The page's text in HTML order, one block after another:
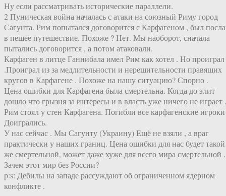
Ну если рассматривать исторические параллели.
2 Пуническая война началась с атаки на союзный Риму город
Сагунта. Рим попытался договорится с Карфагеном , был
в пешее путешествие. Похоже ? Нет. Мы наоборот, сначала
пытались договорится , а потом атаковали.
Карфаген в литце Ганнибала имел Рим как хотел . Но проиграл
.Проиграл из за медлительности и нерешительности правящих
кругов в Карфагене . Похоже на нашу ситуацию? Спорно .
Цена ошибки для Карфагена была смертельна. Когда до элит
дошло что грызня за интересы и в власть уже ничего не играет .
Рим стоял у стен Карфагена. Погибли все карфагенские
Доигрались.
У нас сейчас . Мы Сагунту (Украину) Ещё не взяли , а враг
практически у наших границ. Цена ошибки для нас будет такой
же смертельной, может даже хуже для всего мира смертельной .
Зачем этот мир без России?
p:s: Дебилы на западе рассуждают об ограниченном ядерном
конфликте .